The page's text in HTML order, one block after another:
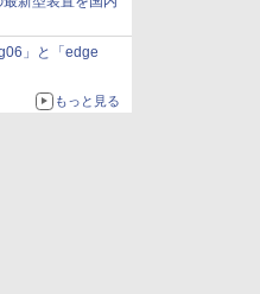
」と「edge
もっと見る